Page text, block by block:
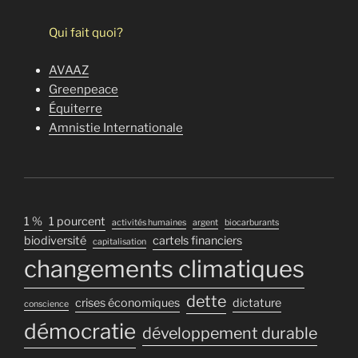
Qui fait quoi?
AVAAZ
Greenpeace
Équiterre
Amnistie Internationale
1 % 1 pourcent activités humaines argent biocarburants
biodiversité capitalisation cartels financiers
changements climatiques
conscience crises économiques dette dictature
démocratie développement durable